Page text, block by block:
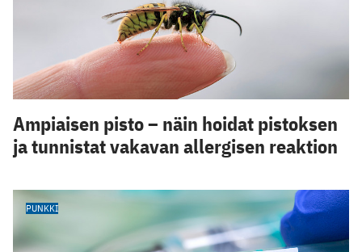
Ampiaisen pisto – näin hoidat pistoksen
ja tunnistat vakavan allergisen reaktion
PUNKKI